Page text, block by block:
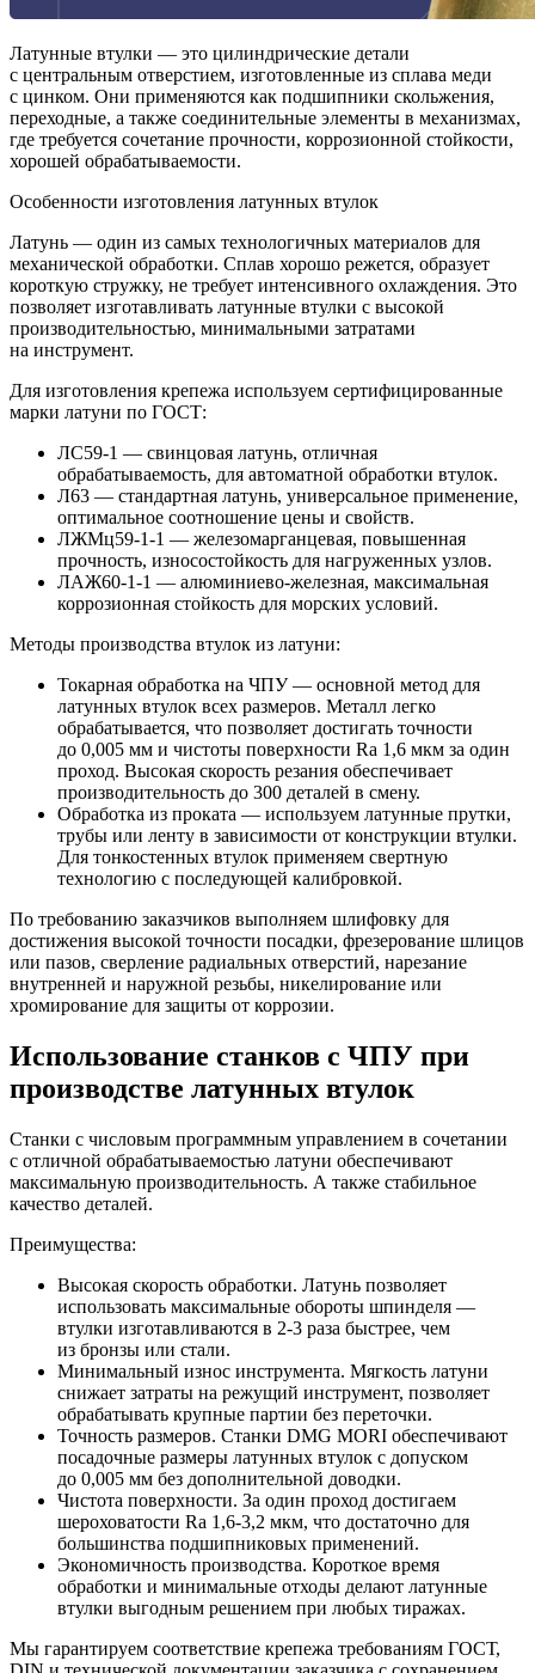
Латунные втулки — это цилиндрические детали
с центральным отверстием, изготовленные из сплава меди
с цинком. Они применяются как подшипники скольжения,
переходные, а также соединительные элементы в механизмах,
где требуется сочетание прочности, коррозионной стойкости,
хорошей обрабатываемости.
Особенности изготовления латунных втулок
Латунь — один из самых технологичных материалов для
механической обработки. Сплав хорошо режется, образует
короткую стружку, не требует интенсивного охлаждения. Это
позволяет изготавливать латунные втулки с высокой
производительностью, минимальными затратами
на инструмент.
Для изготовления крепежа используем сертифицированные
марки латуни по ГОСТ:
ЛС59-1 — свинцовая латунь, отличная
обрабатываемость, для автоматной обработки втулок.
Л63 — стандартная латунь, универсальное применение,
оптимальное соотношение цены и свойств.
ЛЖМц59-1-1 — железомарганцевая, повышенная
прочность, износостойкость для нагруженных узлов.
ЛАЖ60-1-1 — алюминиево-железная, максимальная
коррозионная стойкость для морских условий.
Методы производства втулок из латуни:
Токарная обработка на ЧПУ — основной метод для
латунных втулок всех размеров. Металл легко
обрабатывается, что позволяет достигать точности
до 0,005 мм и чистоты поверхности Ra 1,6 мкм за один
проход. Высокая скорость резания обеспечивает
производительность до 300 деталей в смену.
Обработка из проката — используем латунные прутки,
трубы или ленту в зависимости от конструкции втулки.
Для тонкостенных втулок применяем свертную
технологию с последующей калибровкой.
По требованию заказчиков выполняем шлифовку для
достижения высокой точности посадки, фрезерование шлицов
или пазов, сверление радиальных отверстий, нарезание
внутренней и наружной резьбы, никелирование или
хромирование для защиты от коррозии.
Использование станков с ЧПУ при
производстве латунных втулок
Станки с числовым программным управлением в сочетании
с отличной обрабатываемостью латуни обеспечивают
максимальную производительность. А также стабильное
качество деталей.
Преимущества:
Высокая скорость обработки. Латунь позволяет
использовать максимальные обороты шпинделя —
втулки изготавливаются в 2-3 раза быстрее, чем
из бронзы или стали.
Минимальный износ инструмента. Мягкость латуни
снижает затраты на режущий инструмент, позволяет
обрабатывать крупные партии без переточки.
Точность размеров. Станки DMG MORI обеспечивают
посадочные размеры латунных втулок с допуском
до 0,005 мм без дополнительной доводки.
Чистота поверхности. За один проход достигаем
шероховатости Ra 1,6-3,2 мкм, что достаточно для
большинства подшипниковых применений.
Экономичность производства. Короткое время
обработки и минимальные отходы делают латунные
втулки выгодным решением при любых тиражах.
Мы гарантируем соответствие крепежа требованиям ГОСТ,